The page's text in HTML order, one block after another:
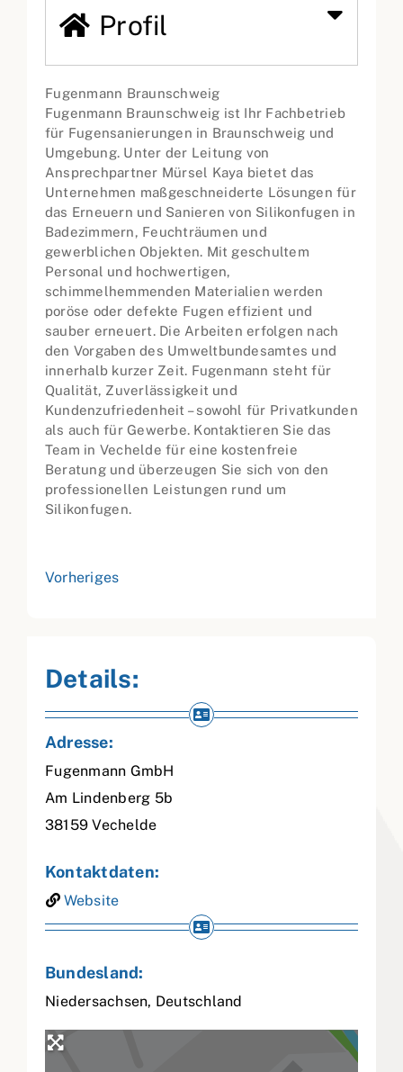
Profil
Fugenmann Braunschweig
Fugenmann Braunschweig ist Ihr Fachbetrieb
für Fugensanierungen in Braunschweig und
Umgebung. Unter der Leitung von
Ansprechpartner Mürsel Kaya bietet das
Unternehmen maßgeschneiderte Lösungen für
das Erneuern und Sanieren von Silikonfugen in
Badezimmern, Feuchträumen und
gewerblichen Objekten. Mit geschultem
Personal und hochwertigen,
schimmelhemmenden Materialien werden
poröse oder defekte Fugen effizient und
sauber erneuert. Die Arbeiten erfolgen nach
den Vorgaben des Umweltbundesamtes und
innerhalb kurzer Zeit. Fugenmann steht für
Qualität, Zuverlässigkeit und
Kundenzufriedenheit – sowohl für Privatkunden
als auch für Gewerbe. Kontaktieren Sie das
Team in Vechelde für eine kostenfreie
Beratung und überzeugen Sie sich von den
professionellen Leistungen rund um
Silikonfugen.
Vorheriges
Details:
Adresse:
Fugenmann GmbH
Am Lindenberg 5b
38159 Vechelde
Kontaktdaten:
Website
Bundesland:
Niedersachsen, Deutschland